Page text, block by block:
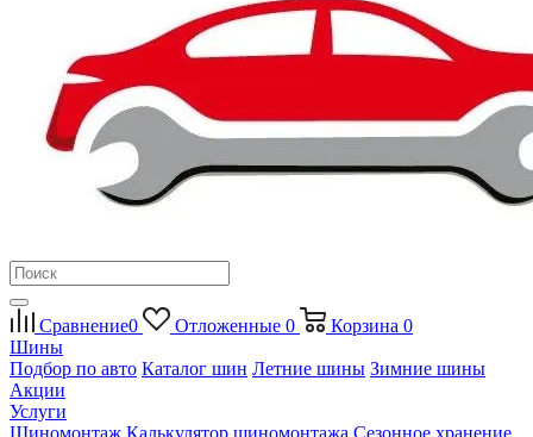
Сравнение0 Отложенные 0 Корзина 0
Шины
Подбор по авто Каталог шин Летние шины Зимние шины
Акции
Услуги
Шиномонтаж Калькулятор шиномонтажа Сезонное хранение